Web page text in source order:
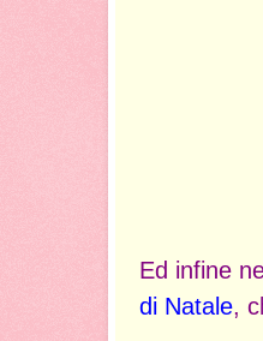
Ed infine
di Natale,